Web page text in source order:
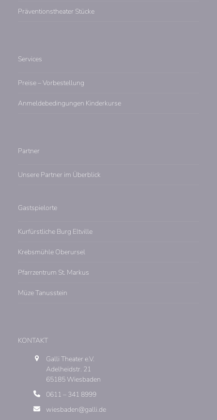
Präventionstheater Stücke
Services
Preise – Vorbestellung
Anmeldebedingungen Kinderkurse
Partner
Unsere Partner im Überblick
Gastspielorte
Kurfürstliche Burg Eltville
Krebsmühle Oberursel
Pfarrzentrum St. Markus
Müze Tanusstein
KONTAKT
Galli Theater e.V.
Adelheidstr. 21
65185 Wiesbaden
0611 – 341 8999
wiesbaden@galli.de